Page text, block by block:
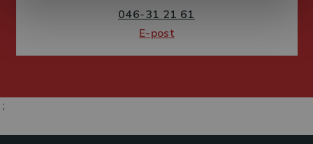
046-31 21 61
E-post
;